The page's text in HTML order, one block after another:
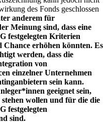
des Fonds geschlossen
anderem für
Meinung sind, dass eine
festgelegten Kriterien
erhöhen könnten. Es
werden, dass die
von
einzelner Unternehmen
sein kann.
geeignet sein,
wollen und für die die
festgelegten
sind.